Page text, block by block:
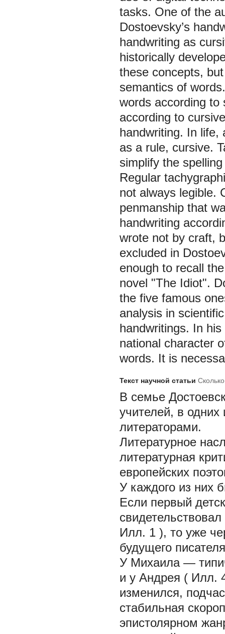
tasks. One of the
Dostoevsky’s
handwriting as
historically
these concepts,
semantics of
words according to
according to
handwriting. In life,
as a rule, cursive.
simplify the
Regular
not always legible.
penmanship that
handwriting
wrote not by craft,
excluded in
enough to recall
novel "The Idiot".
the five famous
analysis in
handwritings. In
national character
words. It is
Текст научной статьи
В семье
учителей, в одних
литераторами.
Литературное
литературная
европейских
У каждого из них
Если первый
Илл. 1 ), то уже
будущего
У Михаила —
и у Андрея ( Илл.
изменился,
стабильная
эпистолярном